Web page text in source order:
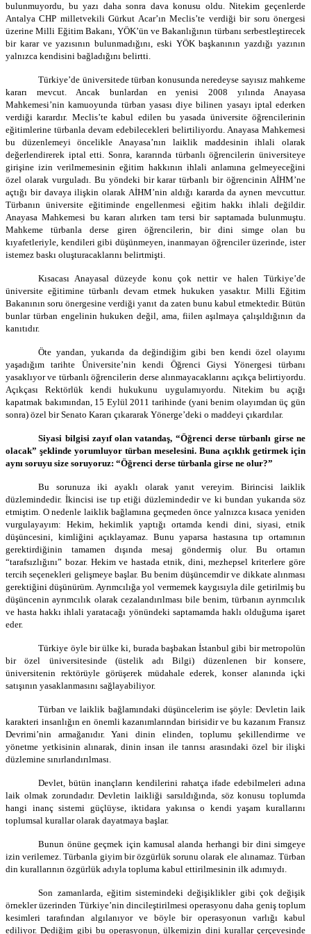
bulunmuyordu, bu yazı daha sonra dava konusu oldu. Nitekim geçenlerde
Antalya CHP milletvekili Gürkut Acar’ın Meclis’te verdiği bir soru önergesi
üzerine Milli Eğitim Bakanı, YÖK’ün ve Bakanlığının türbanı serbestleştirecek
bir karar ve yazısının bulunmadığını, eski YÖK başkanının yazdığı yazının
yalnızca kendisini bağladığını belirtti.
Türkiye’de üniversitede türban konusunda neredeyse sayısız mahkeme
kararı mevcut. Ancak bunlardan en yenisi 2008 yılında Anayasa
Mahkemesi’nin kamuoyunda türban yasası diye bilinen yasayı iptal ederken
verdiği karardır. Meclis’te kabul edilen bu yasada üniversite öğrencilerinin
eğitimlerine türbanla devam edebilecekleri belirtiliyordu. Anayasa Mahkemesi
bu düzenlemeyi öncelikle Anayasa’nın laiklik maddesinin ihlali olarak
değerlendirerek iptal etti. Sonra, kararında türbanlı öğrencilerin üniversiteye
girişine izin verilmemesinin eğitim hakkının ihlali anlamına gelmeyeceğini
özel olarak vurguladı. Bu yöndeki bir karar türbanlı bir öğrencinin AİHM’ne
açtığı bir davaya ilişkin olarak AİHM’nin aldığı kararda da aynen mevcuttur.
Türbanın üniversite eğitiminde engellenmesi eğitim hakkı ihlali değildir.
Anayasa Mahkemesi bu kararı alırken tam tersi bir saptamada bulunmuştu.
Mahkeme türbanla derse giren öğrencilerin, bir dini simge olan bu
kıyafetleriyle, kendileri gibi düşünmeyen, inanmayan öğrenciler üzerinde, ister
istemez baskı oluşturacaklarını belirtmişti.
Kısacası Anayasal düzeyde konu çok nettir ve halen Türkiye’de
üniversite eğitimine türbanlı devam etmek hukuken yasaktır. Milli Eğitim
Bakanının soru önergesine verdiği yanıt da zaten bunu kabul etmektedir. Bütün
bunlar türban engelinin hukuken değil, ama, fiilen aşılmaya çalışıldığının da
kanıtıdır.
Öte yandan, yukarıda da değindiğim gibi ben kendi özel olayımı
yaşadığım tarihte Üniversite’nin kendi Öğrenci Giysi Yönergesi türbanı
yasaklıyor ve türbanlı öğrencilerin derse alınmayacaklarını açıkça belirtiyordu.
Açıkçası Rektörlük kendi hukukunu uygulamıyordu. Nitekim bu açığı
kapatmak bakımından, 15 Eylül 2011 tarihinde (yani benim olayımdan üç gün
sonra) özel bir Senato Kararı çıkararak Yönerge’deki o maddeyi çıkardılar.
Siyasi bilgisi zayıf olan vatandaş, “Öğrenci derse türbanlı girse ne
olacak” şeklinde yorumluyor türban meselesini. Buna açıklık getirmek için
aynı soruyu size soruyoruz: “Öğrenci derse türbanla girse ne olur?”
Bu sorunuza iki ayaklı olarak yanıt vereyim. Birincisi laiklik
düzlemindedir. İkincisi ise tıp etiği düzlemindedir ve ki bundan yukarıda söz
etmiştim. O nedenle laiklik bağlamına geçmeden önce yalnızca kısaca yeniden
vurgulayayım: Hekim, hekimlik yaptığı ortamda kendi dini, siyasi, etnik
düşüncesini, kimliğini açıklayamaz. Bunu yaparsa hastasına tıp ortamının
gerektirdiğinin tamamen dışında mesaj göndermiş olur. Bu ortamın
“tarafsızlığını” bozar. Hekim ve hastada etnik, dini, mezhepsel kriterlere göre
tercih seçenekleri gelişmeye başlar. Bu benim düşüncemdir ve dikkate alınması
gerektiğini düşünürüm. Ayrımcılığa yol vermemek kaygısıyla dile getirilmiş bu
düşüncenin ayrımcılık olarak cezalandırılması bile benim, türbanın ayrımcılık
ve hasta hakkı ihlali yaratacağı yönündeki saptamamda haklı olduğuma işaret
eder.
Türkiye öyle bir ülke ki, burada başbakan İstanbul gibi bir metropolün
bir özel üniversitesinde (üstelik adı Bilgi) düzenlenen bir konsere,
üniversitenin rektörüyle görüşerek müdahale ederek, konser alanında içki
satışının yasaklanmasını sağlayabiliyor.
Türban ve laiklik bağlamındaki düşüncelerim ise şöyle: Devletin laik
karakteri insanlığın en önemli kazanımlarından birisidir ve bu kazanım Fransız
Devrimi’nin armağanıdır. Yani dinin elinden, toplumu şekillendirme ve
yönetme yetkisinin alınarak, dinin insan ile tanrısı arasındaki özel bir ilişki
düzlemine sınırlandırılması.
Devlet, bütün inançların kendilerini rahatça ifade edebilmeleri adına
laik olmak zorundadır. Devletin laikliği sarsıldığında, söz konusu toplumda
hangi inanç sistemi güçlüyse, iktidara yakınsa o kendi yaşam kurallarını
toplumsal kurallar olarak dayatmaya başlar.
Bunun önüne geçmek için kamusal alanda herhangi bir dini simgeye
izin verilemez. Türbanla giyim bir özgürlük sorunu olarak ele alınamaz. Türban
din kurallarının özgürlük adıyla topluma kabul ettirilmesinin ilk adımıydı.
Son zamanlarda, eğitim sistemindeki değişiklikler gibi çok değişik
örnekler üzerinden Türkiye’nin dincileştirilmesi operasyonu daha geniş toplum
kesimleri tarafından algılanıyor ve böyle bir operasyonun varlığı kabul
ediliyor. Dediğim gibi bu operasyonun, ülkemizin dini kurallar çerçevesinde